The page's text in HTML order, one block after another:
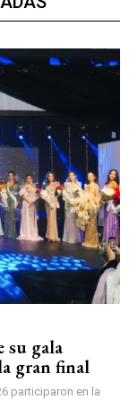
su gala
gran final
participaron en la